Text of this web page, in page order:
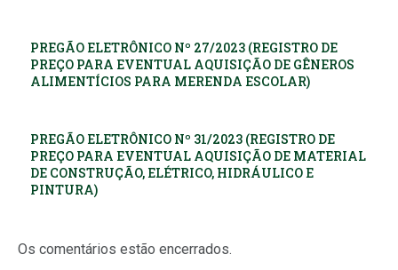
PREGÃO ELETRÔNICO Nº 27/2023 (REGISTRO DE
PREÇO PARA EVENTUAL AQUISIÇÃO DE GÊNEROS
ALIMENTÍCIOS PARA MERENDA ESCOLAR)
PREGÃO ELETRÔNICO Nº 31/2023 (REGISTRO DE
PREÇO PARA EVENTUAL AQUISIÇÃO DE MATERIAL
DE CONSTRUÇÃO, ELÉTRICO, HIDRÁULICO E
PINTURA)
Os comentários estão encerrados.